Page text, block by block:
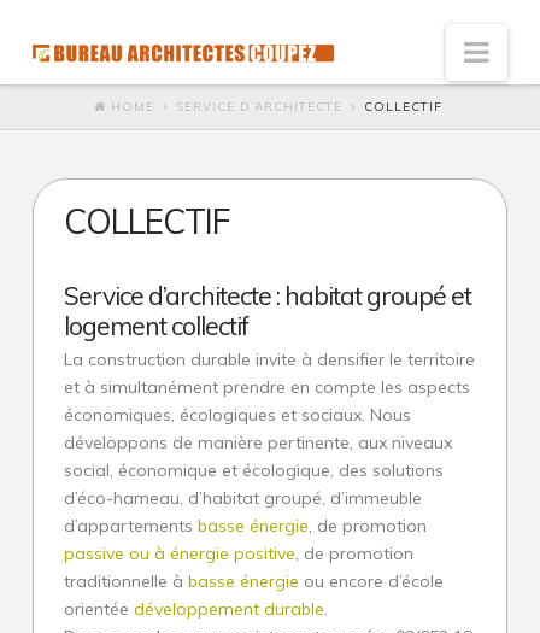
Humaniste : Architecte à l’écoute
Social
Accessibilité économique
Ecologie
Qualité et satisfaction
Esthétique du galet
Référence de l’esthétique
Architectures
Construction neuve
HOME SERVICE D’ARCHITECTE COLLECTIF
COLLECTIF
Service d’architecte : habitat groupé et
logement collectif
La construction durable invite à densifier le territoire
et à simultanément prendre en compte les aspects
économiques, écologiques et sociaux. Nous
développons de manière pertinente, aux niveaux
social, économique et écologique, des solutions
d’éco-hameau, d’habitat groupé, d’immeuble
d’appartements basse énergie, de promotion
passive ou à énergie positive, de promotion
traditionnelle à basse énergie ou encore d’école
orientée développement durable.